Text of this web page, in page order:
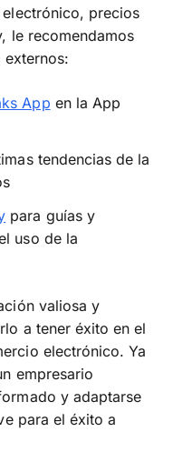
precios
le recomendamos
externos:
App en la App
tendencias de la
para guías y
uso de la
valiosa y
a tener éxito en el
electrónico. Ya
empresario
y adaptarse
para el éxito a